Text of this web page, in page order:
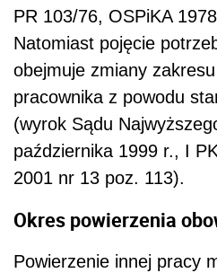
PR 103/76, OSPiKA
Natomiast pojęcie
obejmuje zmiany
pracownika z powodu
(wyrok Sądu
października 1999 r., I
2001 nr 13 poz. 113).
Okres powierzenia
Powierzenie innej pracy